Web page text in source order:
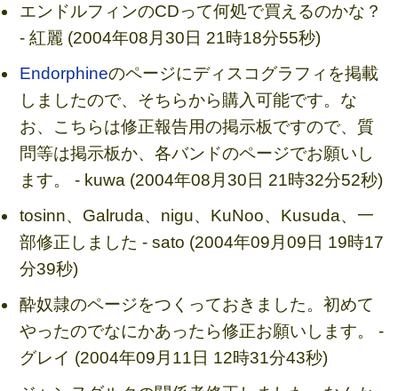
エンドルフィンのCDって何処で買えるのかな？
- 紅麗 (2004年08月30日 21時18分55秒)
Endorphineのページにディスコグラフィを掲載
しましたので、そちらから購入可能です。な
お、こちらは修正報告用の掲示板ですので、質
問等は掲示板か、各バンドのページでお願いし
ます。 - kuwa (2004年08月30日 21時32分52秒)
tosinn、Galruda、nigu、KuNoo、Kusuda、一
部修正しました - sato (2004年09月09日 19時17
分39秒)
酔奴隷のページをつくっておきました。初めて
やったのでなにかあったら修正お願いします。 -
グレイ (2004年09月11日 12時31分43秒)